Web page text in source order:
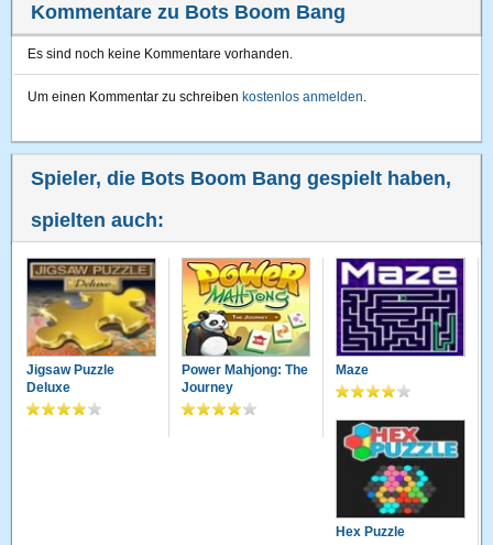
Kommentare zu Bots Boom Bang
Es sind noch keine Kommentare vorhanden.
Um einen Kommentar zu schreiben kostenlos anmelden.
Spieler, die Bots Boom Bang gespielt haben,
spielten auch:
Jigsaw Puzzle
Deluxe
Power Mahjong: The
Journey
Maze
Hex Puzzle